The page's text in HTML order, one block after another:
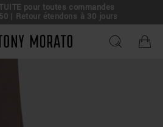
pour toutes commandes
| Retour étendons à 30 jours
Morato - Official